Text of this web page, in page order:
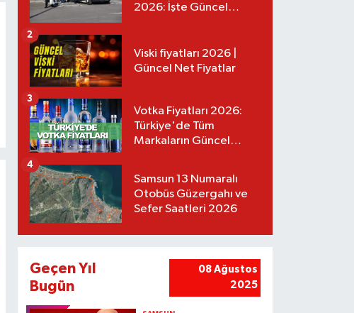
2026: İşte Güncel
Viski fiyatları 2026 |
Güncel Net Fiyatlar
2
Votka Fiyatları 2026:
Türkiye'de Tüm
Markaların Güncel
3
Samsun 13 Numaralı
Otobüs Güzergahı ve
Sefer Saatleri 2026
4
Geçen Yıl
Bugün
08 Ağustos
2025